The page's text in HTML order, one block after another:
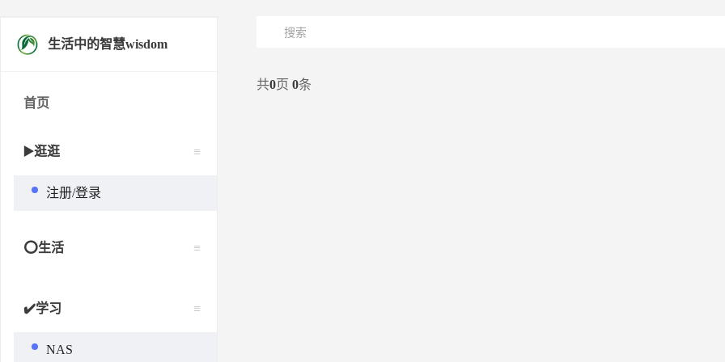
共0页0条
生活中的智慧wisdom
首页
▶️逛逛
注册/登录
⭕生活
✔️学习
NAS